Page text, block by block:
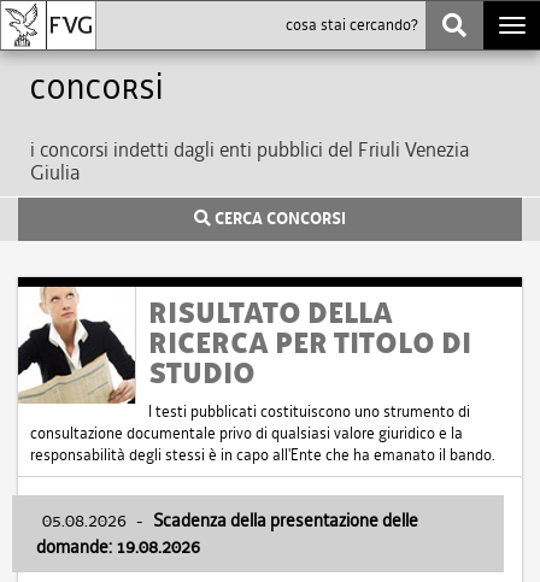
Concorsi
i concorsi indetti dagli enti pubblici del Friuli Venezia
Giulia
CERCA CONCORSI
RISULTATO DELLA
RICERCA PER TITOLO DI
STUDIO
I testi pubblicati costituiscono uno strumento di
consultazione documentale privo di qualsiasi valore giuridico e la
responsabilità degli stessi è in capo all'Ente che ha emanato il bando.
05.08.2026 - Scadenza della presentazione delle
domande: 19.08.2026